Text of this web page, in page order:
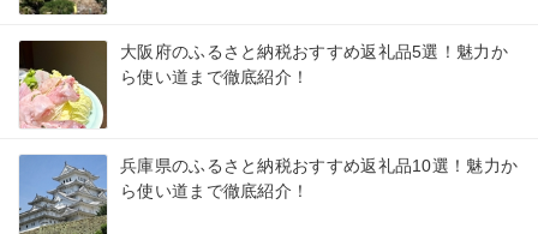
大阪府のふるさと納税おすすめ返礼品5選！魅力か
ら使い道まで徹底紹介！
兵庫県のふるさと納税おすすめ返礼品10選！魅力か
ら使い道まで徹底紹介！